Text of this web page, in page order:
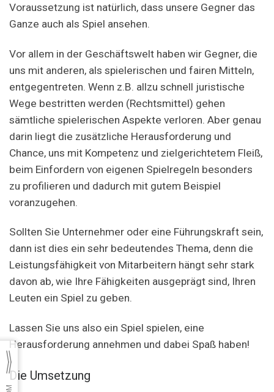
Voraussetzung ist natürlich, dass unsere Gegner das
Ganze auch als Spiel ansehen.
Vor allem in der Geschäftswelt haben wir Gegner, die
uns mit anderen, als spielerischen und fairen Mitteln,
entgegentreten. Wenn z.B. allzu schnell juristische
Wege bestritten werden (Rechtsmittel) gehen
sämtliche spielerischen Aspekte verloren. Aber genau
darin liegt die zusätzliche Herausforderung und
Chance, uns mit Kompetenz und zielgerichtetem Fleiß,
beim Einfordern von eigenen Spielregeln besonders
zu profilieren und dadurch mit gutem Beispiel
voranzugehen.
Sollten Sie Unternehmer oder eine Führungskraft sein,
dann ist dies ein sehr bedeutendes Thema, denn die
Leistungsfähigkeit von Mitarbeitern hängt sehr stark
davon ab, wie Ihre Fähigkeiten ausgeprägt sind, Ihren
Leuten ein Spiel zu geben.
Lassen Sie uns also ein Spiel spielen, eine
Herausforderung annehmen und dabei Spaß haben!
Die Umsetzung